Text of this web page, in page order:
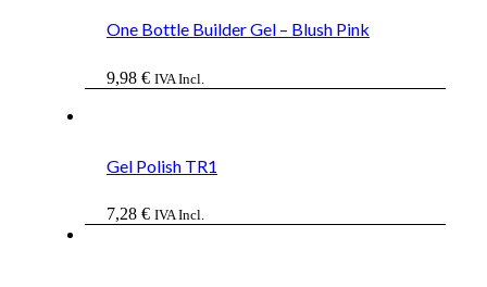
One Bottle Builder Gel – Blush Pink
9,98 € IVA Incl.
Gel Polish TR1
7,28 € IVA Incl.